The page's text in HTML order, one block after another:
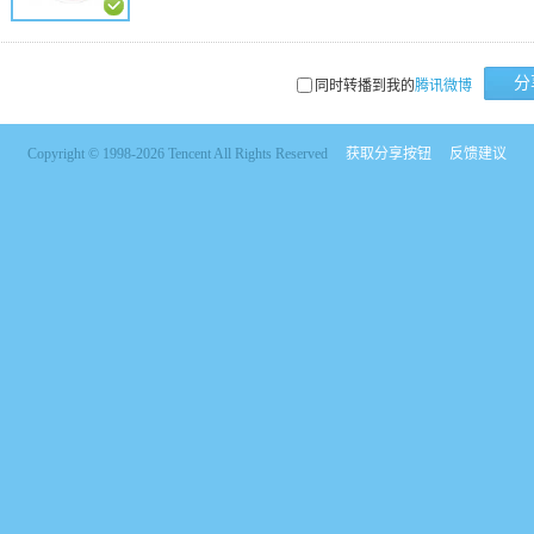
同时转播到我的腾讯微博 分
Copyright © 1998-2026 Tencent All Rights Reserved 获取分享按钮 反馈建议